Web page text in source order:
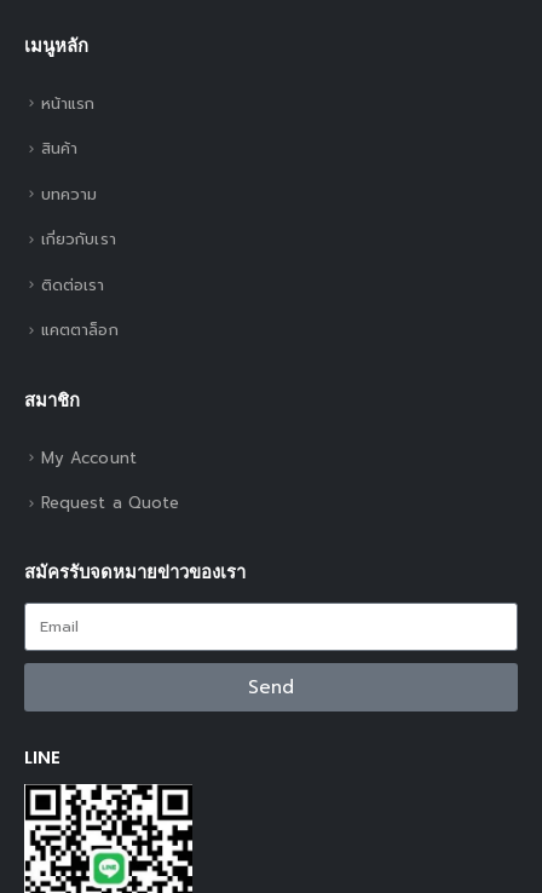
เมนูหลัก
หน้าแรก
สินค้า
บทความ
เกี่ยวกับเรา
ติดต่อเรา
แคตตาล็อก
สมาชิก
My Account
Request a Quote
สมัครรับจดหมายข่าวของเรา
Send
LINE